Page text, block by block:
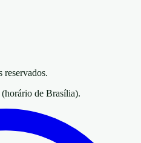
(horário de Brasília).